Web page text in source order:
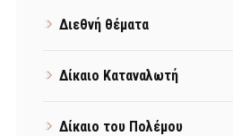
Διεθνή θέματα
Δίκαιο Καταναλωτή
Δίκαιο του Πολέμου